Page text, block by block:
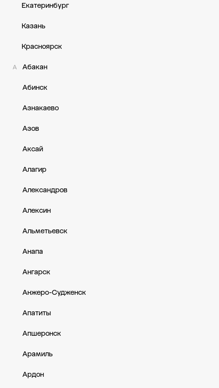
Екатеринбург
Казань
Красноярск
А Абакан
Абинск
Азнакаево
Азов
Аксай
Алагир
Александров
Алексин
Альметьевск
Анапа
Ангарск
Анжеро-Судженск
Апатиты
Апшеронск
Арамиль
Ардон